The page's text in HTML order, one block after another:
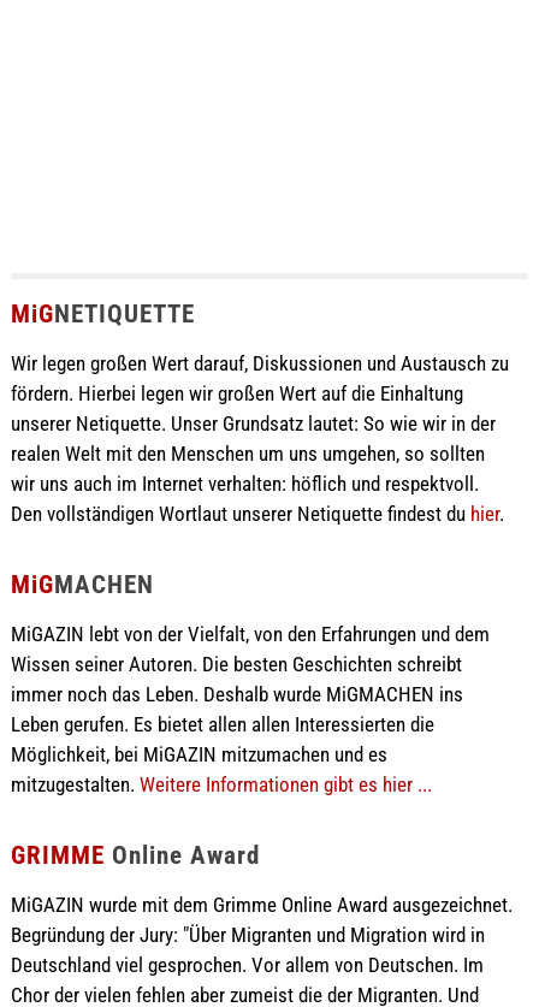
MiGNETIQUETTE
Wir legen großen Wert darauf, Diskussionen und Austausch zu
fördern. Hierbei legen wir großen Wert auf die Einhaltung
unserer Netiquette. Unser Grundsatz lautet: So wie wir in der
realen Welt mit den Menschen um uns umgehen, so sollten
wir uns auch im Internet verhalten: höflich und respektvoll.
Den vollständigen Wortlaut unserer Netiquette findest du hier.
MiGMACHEN
MiGAZIN lebt von der Vielfalt, von den Erfahrungen und dem
Wissen seiner Autoren. Die besten Geschichten schreibt
immer noch das Leben. Deshalb wurde MiGMACHEN ins
Leben gerufen. Es bietet allen allen Interessierten die
Möglichkeit, bei MiGAZIN mitzumachen und es
mitzugestalten. Weitere Informationen gibt es hier ...
GRIMME Online Award
MiGAZIN wurde mit dem Grimme Online Award ausgezeichnet.
Begründung der Jury: "Über Migranten und Migration wird in
Deutschland viel gesprochen. Vor allem von Deutschen. Im
Chor der vielen fehlen aber zumeist die der Migranten. Und